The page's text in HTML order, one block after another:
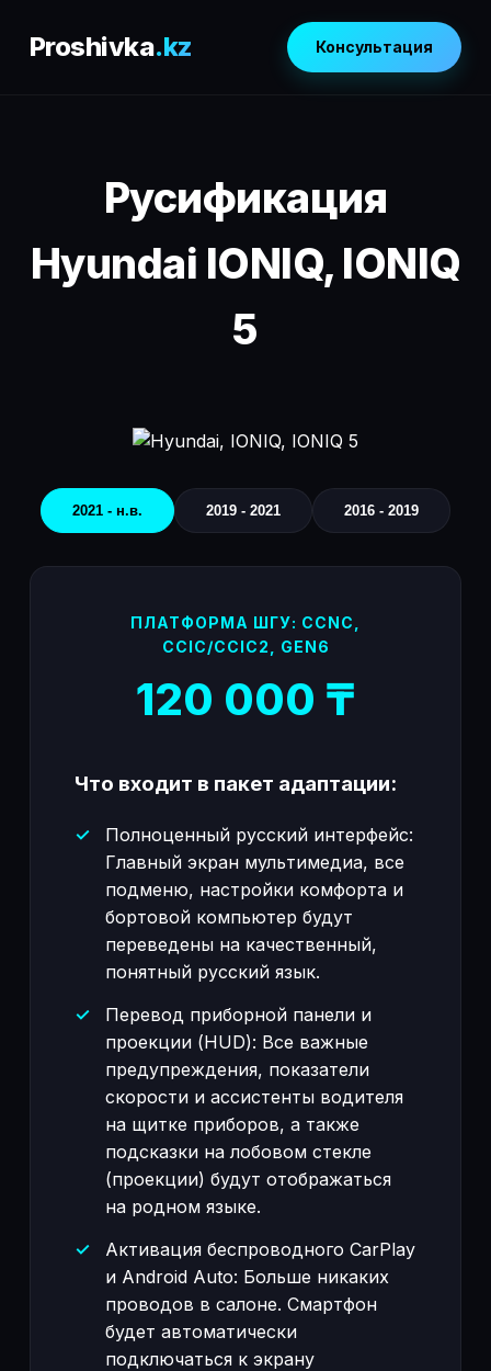
Proshivka.kz Консультация
Русификация
Hyundai IONIQ, IONIQ
5
2021 - н.в. 2019 - 2021 2016 - 2019
ПЛАТФОРМА ШГУ: CCNC,
CCIC/CCIC2, GEN6
120 000 ₸
Что входит в пакет адаптации:
Полноценный русский интерфейс:
Главный экран мультимедиа, все
подменю, настройки комфорта и
бортовой компьютер будут
переведены на качественный,
понятный русский язык.
Перевод приборной панели и
проекции (HUD): Все важные
предупреждения, показатели
скорости и ассистенты водителя
на щитке приборов, а также
подсказки на лобовом стекле
(проекции) будут отображаться
на родном языке.
Активация беспроводного CarPlay
и Android Auto: Больше никаких
проводов в салоне. Смартфон
будет автоматически
подключаться к экрану